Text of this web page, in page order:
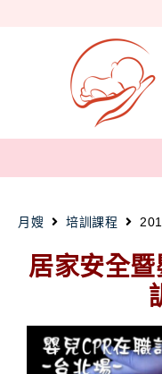
月嫂 培訓課程
居家安全